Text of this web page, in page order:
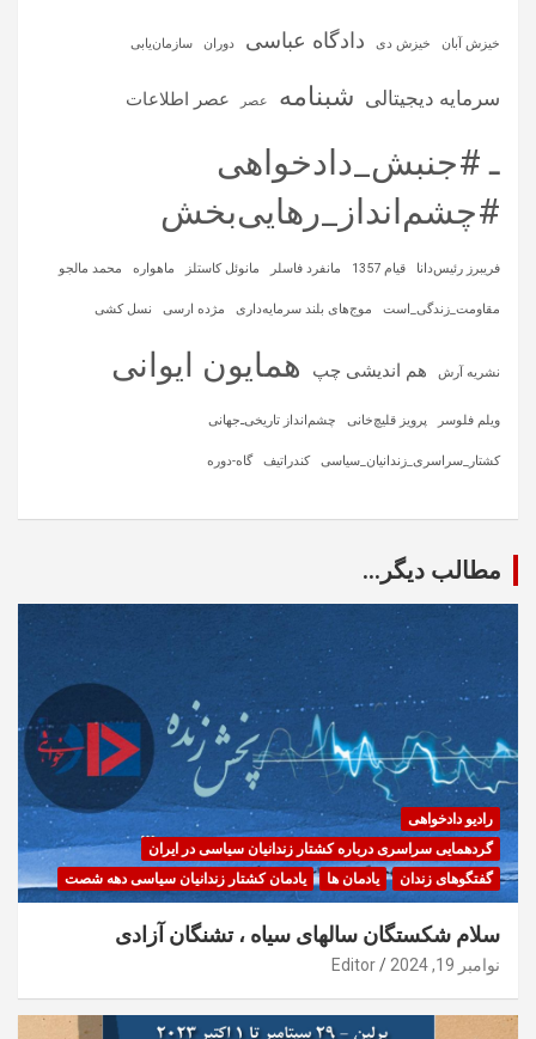
خیزش آبان خیزش دی دادگاه عباسی دوران سازمان‌یابی
سرمایه‌ دیجیتالی شبنامه عصر عصر اطلاعات
ـ #جنبش_دادخواهی
#چشم‌انداز_رهایی‌بخش
فریبرز رئیس‌دانا قیام 1357 مانفرد فاسلر مانوئل کاستلز ماهواره‌ محمد مالجو
مقاومت_زندگی_است موج‌های بلند سرمایه‌داری مژده ارسی نسل کشی
نشریه آرش هم اندیشی چپ همایون ایوانی
ویلم فلوسر پرویز قلیچ‌خانی چشم‌انداز تاریخی‌ـ‌جهانی
کشتار_سراسری_زندانیان_سیاسی کندراتیف گاه-دوره
مطالب دیگر...
رادیو دادخواهی
گردهمایی سراسری درباره کشتار زندانیان سیاسی در ایران
گفتگوهای زندان
یادمان ها یادمان کشتار زندانیان سیاسی دهه شصت
سلام شکستگان سالهای سیاه ، تشنگان آزادی
نوامبر 19, 2024 Editor